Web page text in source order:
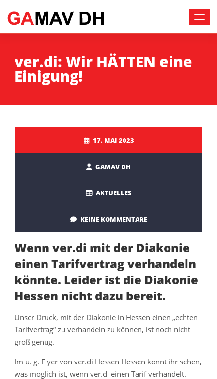
ver.di: Wir HÄTTEN eine
Einigung!
17. MAI 2023
GAMAV DH
AKTUELLES
KEINE KOMMENTARE
Wenn ver.di mit der Diakonie
einen Tarifvertrag verhandeln
könnte. Leider ist die Diakonie
Hessen nicht dazu bereit.
Unser Druck, mit der Diakonie in Hessen einen „echten
Tarifvertrag“ zu verhandeln zu können, ist noch nicht
groß genug.
Im u. g. Flyer von ver.di Hessen Hessen könnt ihr sehen,
was möglich ist, wenn ver.di einen Tarif verhandelt.